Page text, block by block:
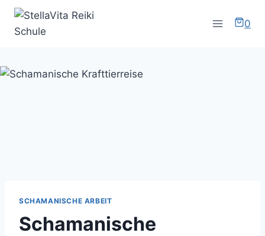
Zum
springen
0
SCHAMANISCHE ARBEIT
Schamanische